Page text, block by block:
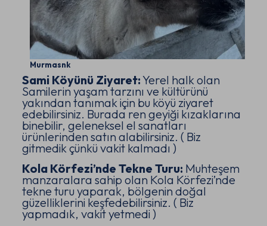
Murmasnk
Sami Köyünü Ziyaret:Yerel halk olan
Samilerin yaşam tarzını ve kültürünü
yakından tanımak için bu köyü ziyaret
edebilirsiniz. Burada ren geyiği kızaklarına
binebilir, geleneksel el sanatları
ürünlerinden satın alabilirsiniz. ( Biz
gitmedik çünkü vakit kalmadı )
Kola Körfezi’nde Tekne Turu: Muhteşem
manzaralara sahip olan Kola Körfezi’nde
tekne turu yaparak, bölgenin doğal
güzelliklerini keşfedebilirsiniz. ( Biz
yapmadık, vakit yetmedi )